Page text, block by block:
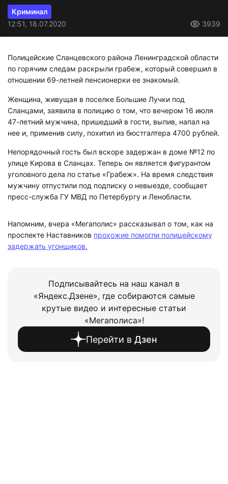
Криминал
12:51, 18.07.2020
3939
Полицейские Сланцевского района Ленинградской области
по горячим следам раскрыли грабеж, который совершил в
отношении 69-летней пенсионерки ее знакомый.
Женщина, живущая в поселке Большие Лучки под
Сланцами, заявила в полицию о том, что вечером 16 июля
47-летний мужчина, пришедший в гости, выпив, напал на
нее и, применив силу, похитил из бюстгалтера 4700 рублей.
Непорядочный гость был вскоре задержан в доме №12 по
улице Кирова в Сланцах. Теперь он является фигурантом
уголовного дела по статье «Грабеж». На время следствия
мужчину отпустили под подписку о невыезде, сообщает
пресс-служба ГУ МВД по Петербургу и Ленобласти.
Напомним, вчера «Мегаполис» рассказывал о том, как на
проспекте Наставников прохожие помогли полицейскому
задержать угонщиков.
Подписывайтесь на наш канал в
«Яндекс.Дзене», где собираются самые
крутые видео и интересные статьи
«Мегаполиса»!
Перейти в Дзен